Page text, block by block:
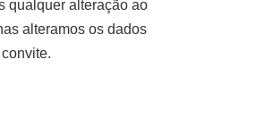
qualquer alteração ao
alteramos os dados